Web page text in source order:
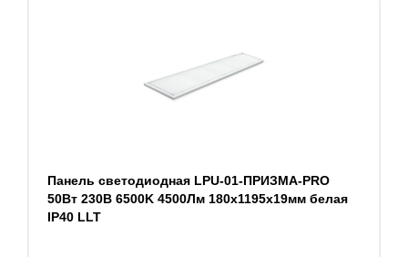
Панель светодиодная LPU-01-ПРИЗМА-PRO
50Вт 230В 6500K 4500Лм 180х1195х19мм белая
IP40 LLT